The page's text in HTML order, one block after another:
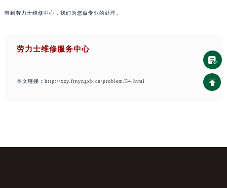
带到劳力士维修中心，我们为您做专业的处理。
劳力士维修服务中心
本文链接： http://xzy.frnyngxb.cn/problem/54.html